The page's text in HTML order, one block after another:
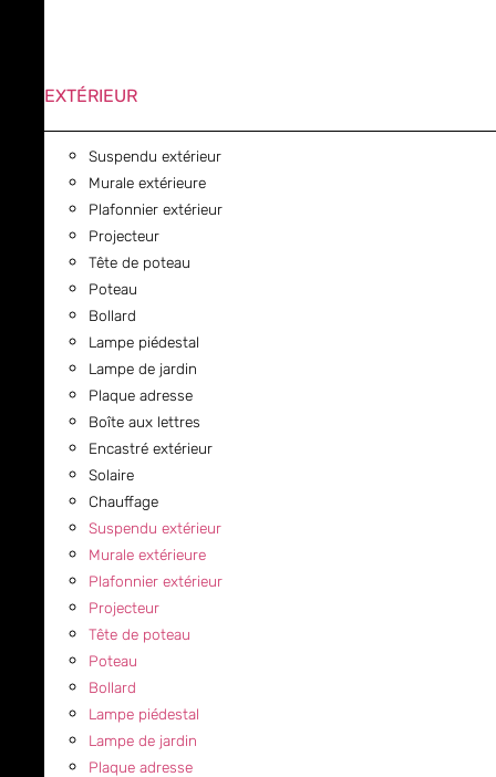
EXTÉRIEUR
Suspendu extérieur
Murale extérieure
Plafonnier extérieur
Projecteur
Tête de poteau
Poteau
Bollard
Lampe piédestal
Lampe de jardin
Plaque adresse
Boîte aux lettres
Encastré extérieur
Solaire
Chauffage
Suspendu extérieur
Murale extérieure
Plafonnier extérieur
Projecteur
Tête de poteau
Poteau
Bollard
Lampe piédestal
Lampe de jardin
Plaque adresse